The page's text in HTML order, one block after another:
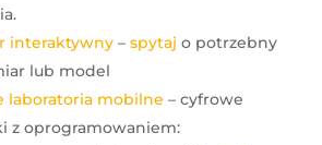
interaktywny –spytaj o potrzebny
lub model
laboratoria mobilne – cyfrowe
z oprogramowaniem: